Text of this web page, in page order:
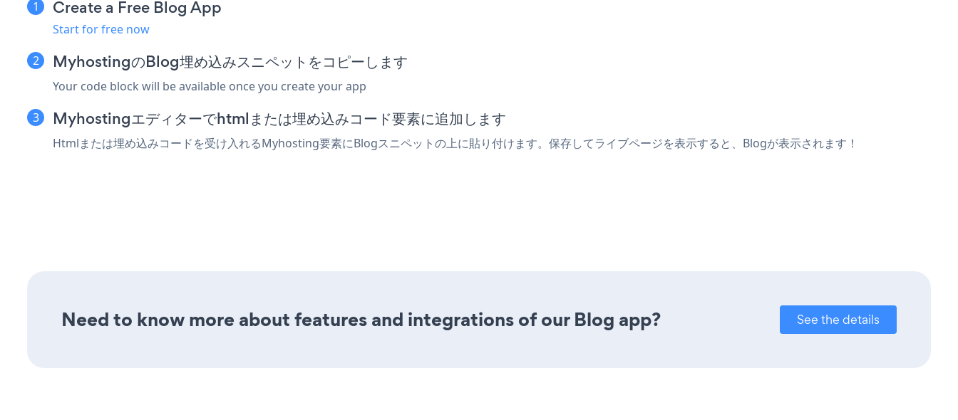
Create a Free Blog App
Start for free now
MyhostingのBlog埋め込みスニペットをコピーします
Your code block will be available once you create your app
Myhostingエディターでhtmlまたは埋め込みコード要素に追加します
Htmlまたは埋め込みコードを受け入れるMyhosting要素にBlogスニペットの上に貼り付けます。保存してライブページを表示すると、Blogが表示されます！
Need to know more about features and integrations of our Blog app? See the details